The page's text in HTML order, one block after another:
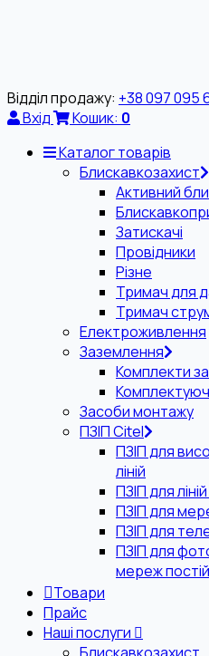
Відділ продажу: +38 097 095
Вхід
Кошик: 0
Каталог товарів
Блискавкозахист
Активний
Затискачі
Провідники
Різне
Тримач для
Тримач
Електроживлення
Заземлення
Комплекти
Засоби монтажу
ПЗІП Citel
ПЗІП для
ліній
ПЗІП для
ПЗІП для
ПЗІП для
ПЗІП для
мереж
Товари
Прайс
Наші послуги